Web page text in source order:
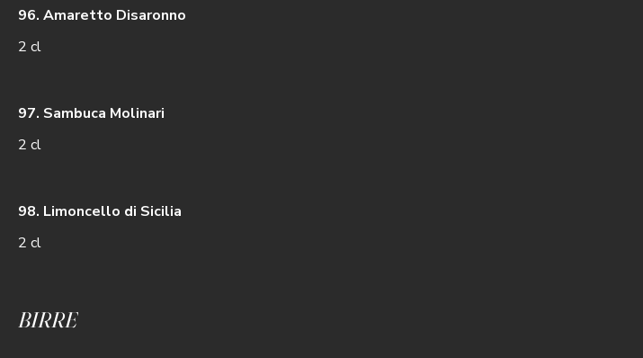
96. Amaretto Disaronno
2 cl
97. Sambuca Molinari
2 cl
98. Limoncello di Sicilia
2 cl
BIRRE